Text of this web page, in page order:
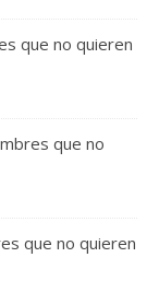
que no quieren
que no
que no quieren